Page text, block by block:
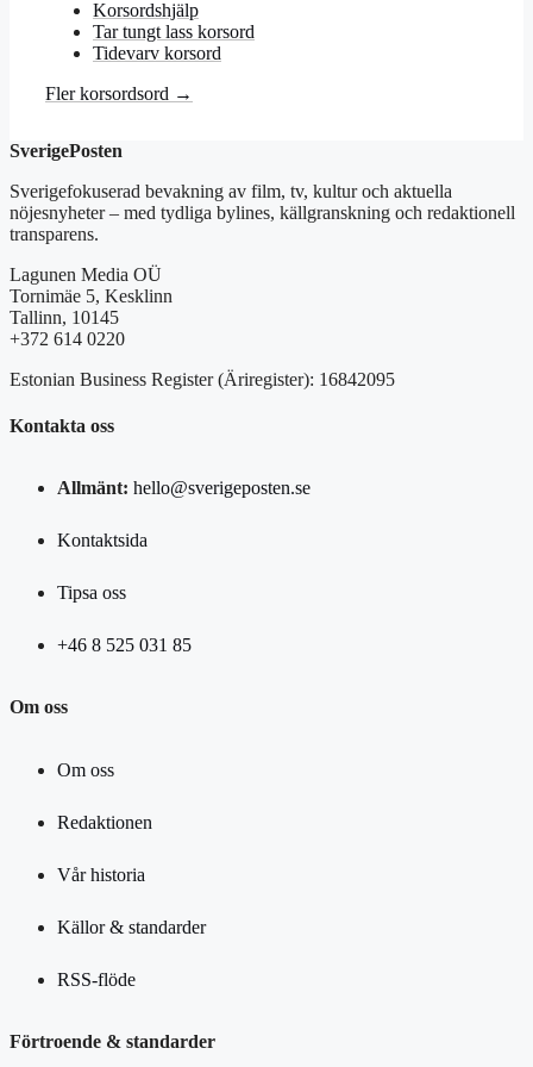
Korsordshjälp
Tar tungt lass korsord
Tidevarv korsord
Fler korsordsord →
SverigePosten
Sverigefokuserad bevakning av film, tv, kultur och aktuella
nöjesnyheter – med tydliga bylines, källgranskning och redaktionell
transparens.
Lagunen Media OÜ
Tornimäe 5, Kesklinn
Tallinn, 10145
+372 614 0220
Estonian Business Register (Äriregister): 16842095
Kontakta oss
Allmänt: hello@sverigeposten.se
Kontaktsida
Tipsa oss
+46 8 525 031 85
Om oss
Om oss
Redaktionen
Vår historia
Källor & standarder
RSS-flöde
Förtroende & standarder